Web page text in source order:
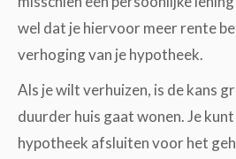
wel dat je hiervoor meer rente
verhoging van je hypotheek.
Als je wilt verhuizen, is de kans
duurder huis gaat wonen. Je
hypotheek afsluiten voor het